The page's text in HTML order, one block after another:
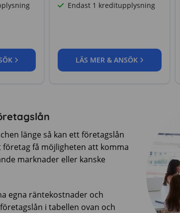
Endast 1 kreditupplysning
LÄS MER & ANSÖK
länge så kan ett företagslån
få möjligheten att komma
marknader eller kanske
egna räntekostnader och
i tabellen ovan och